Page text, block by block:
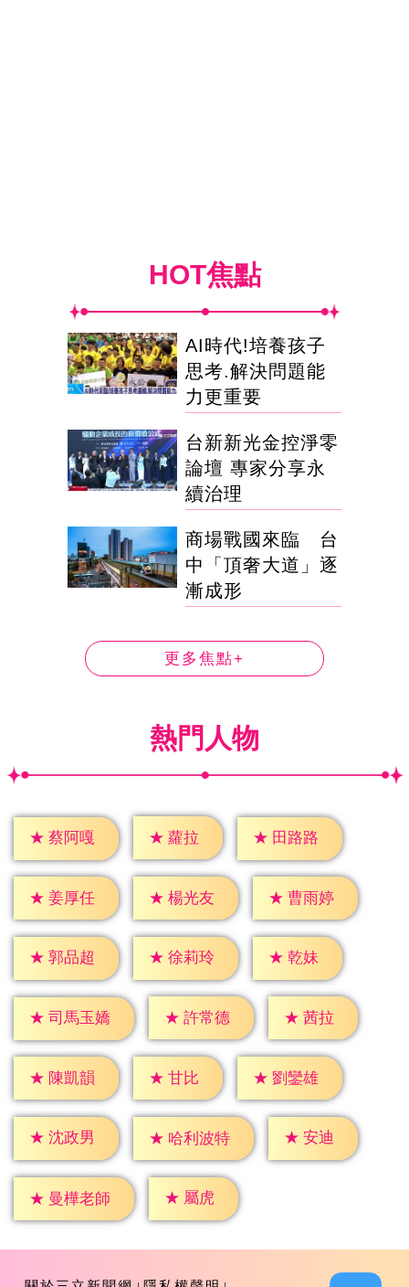
HOT焦點
AI時代!培養孩子
思考.解決問題能
力更重要
台新新光金控淨零
論壇 專家分享永
續治理
商場戰國來臨 台
中「頂奢大道」逐
漸成形
更多焦點+
熱門人物
★ 蔡阿嘎 ★ 蘿拉 ★ 田路路
★ 姜厚任 ★ 楊光友 ★ 曹雨婷
★ 郭品超 ★ 徐莉玲 ★ 乾妹
★ 司馬玉嬌 ★ 許常德 ★ 茜拉
★ 陳凱韻 ★ 甘比 ★ 劉鑾雄
★ 沈政男 ★ 哈利波特 ★ 安迪
★ 曼樺老師 ★ 屬虎